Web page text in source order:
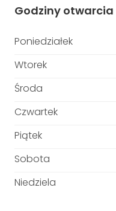
Godziny otwarcia
Poniedziałek
Wtorek
Środa
Czwartek
Piątek
Sobota
Niedziela